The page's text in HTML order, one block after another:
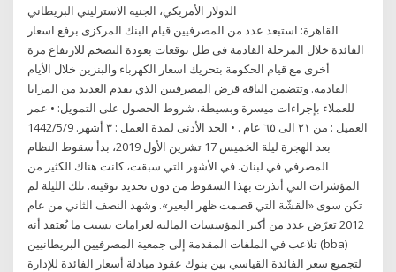
الدولار الأمريكي، الجنيه الاسترليني البريطاني
القاهرة: استبعد عدد من المصرفيين قيام البنك المركزى برفع اسعار
الفائدة خلال المرحلة القادمة فى ظل توقعات بعودة التضخم للارتفاع مرة
أخرى مع قيام الحكومة بتحريك اسعار الكهرباء والبنزين خلال الأيام
القادمة. وتتضمن الباقة قرض المصرفيين الذي يقدم العديد من المزايا
للعملاء بإجراءات ميسرة وبسيطة. شروط الحصول على التمويل: • عمر
العميل : من ٢١ الى ٦٥ عام . • الحد الأدنى لمدة العمل : ٣ أشهر. 9‏‏/5‏‏/1442
بعد الهجرة ليلة الخميس 17 تشرين الأول 2019، بدأ سقوط النظام
المصرفي في لبنان. في الأشهر التي سبقت، كانت هناك الكثير من
المؤشرات التي أنذرت بهذا السقوط من دون تحديد توقيته. تلك الليلة لم
تكن سوى «القشّة التي قصمت ظهر البعير». وشهد النصف الثاني من عام
2012 تعرّض عدد من أكبر المؤسسات المالية لغرامات بسبب ما يُعتقد أنه
تلاعب في الملفات المقدمة إلى جمعية المصرفيين البريطانيين (bba)
لتجميع سعر الفائدة القياسي بين بنوك عقود مبادلة أسعار الفائدة للإدارة